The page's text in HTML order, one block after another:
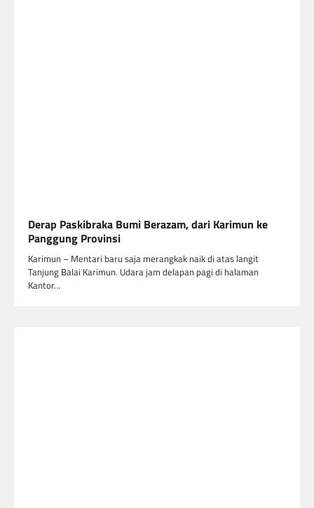
Derap Paskibraka Bumi Berazam, dari Karimun ke
Panggung Provinsi
Karimun – Mentari baru saja merangkak naik di atas langit
Tanjung Balai Karimun. Udara jam delapan pagi di halaman
Kantor…